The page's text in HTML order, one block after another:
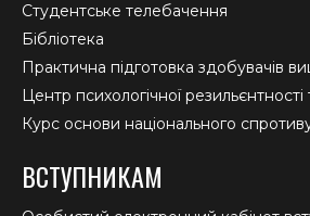
Студентське телебачення
Бібліотека
Практична підготовка здобувачів
Центр психологічної
Курс основи національного
ВСТУПНИКАМ